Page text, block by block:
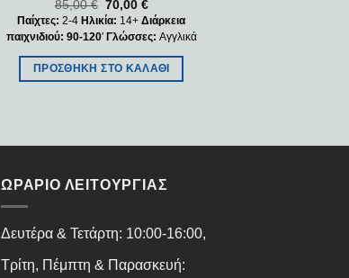
85,00€ 70,00€
Παίχτες:2-4 Ηλικία: 14+Διάρκεια
παιχνιδιού: 90-120′ Γλώσσες: Αγγλικά
ΠΡΟΣΘΉΚΗ ΣΤΟ ΚΑΛΆΘΙ
ΩΡΑΡΙΟ ΛΕΙΤΟΥΡΓΙΑΣ
Δευτέρα & Τετάρτη: 10:00-16:00,
Τρίτη, Πέμπτη & Παρασκευή: